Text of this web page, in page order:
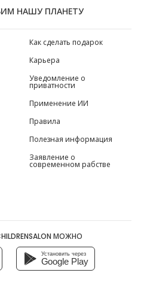
НАШУ ПЛАНЕТУ
Как сделать подарок
Карьера
Уведомление о
приватности
Применение ИИ
Правила
Полезная информация
Заявление о
современном рабстве
МОЖНО
Установить через
Google Play